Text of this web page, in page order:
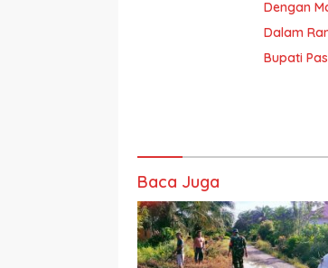
Dengan
Dalam
Bupati
Baca Juga